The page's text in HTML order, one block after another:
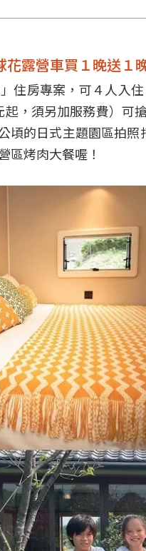
花露營車買１晚送１
住房專案，可４人入
，須另加服務費）可
頃的日式主題園區拍
區烤肉大餐喔！